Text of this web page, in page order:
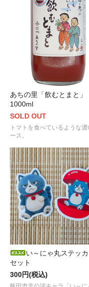
あちの里「飲むとまと」
1000ml
SOLD OUT
トマトを食べているような濃
ース。
い～にゃ丸ステッ
セット
300円(税込)